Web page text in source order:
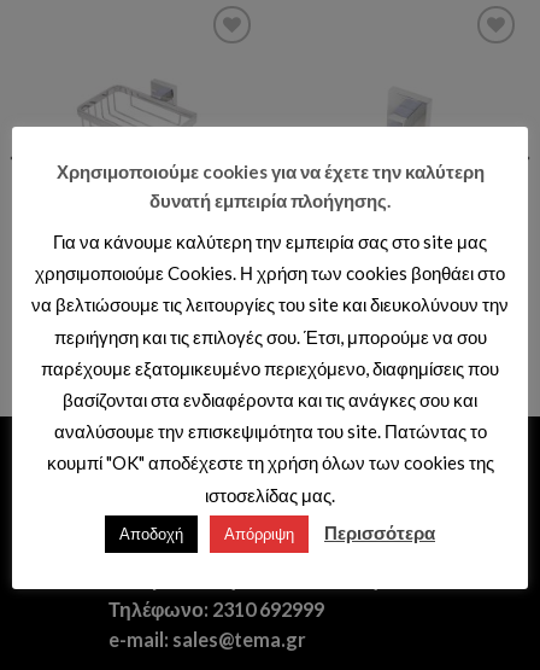
Add to wishlist
BS44615 SVIDA
ΣΑΠΟΥΝΟΘΗΚΗ ΜΕΤΑΛΛΙΚΗ
Τιμές διαθέσιμες μόνο με κωδικό
επαγγελματιών.
Add to wishlist
BS44610 SVIDA ΑΓΓΙΣΤΡΟ
ΜΟΝΟ
Τιμές διαθέσιμες μόνο με κωδικό
επαγγελματιών.
ΕΙΔΗ ΥΓΙΕΙΝΗΣ – ΞΕΝΟΔΟΧΕΙΑΚΟΣ
ΕΞΟΠΛΙΣΜΟΣ
Διεύθυνση: Θερμαϊκού 41,
Τηλέφωνο: 2310 692999
e-mail: sales@tema.gr
Χρησιμοποιούμε cookies για να έχετε την καλύτερη
δυνατή εμπειρία πλοήγησης.
Για να κάνουμε καλύτερη την εμπειρία σας στο site μας
χρησιμοποιούμε Cookies. Η χρήση των cookies βοηθάει στο
να βελτιώσουμε τις λειτουργίες του site και διευκολύνουν την
περιήγηση και τις επιλογές σου. Έτσι, μπορούμε να σου
παρέχουμε εξατομικευμένο περιεχόμενο, διαφημίσεις που
βασίζονται στα ενδιαφέροντα και τις ανάγκες σου και
αναλύσουμε την επισκεψιμότητα του site. Πατώντας το
κουμπί "OK" αποδέχεστε τη χρήση όλων των cookies της
ιστοσελίδας μας.
Αποδοχή Απόρριψη Περισσότερα